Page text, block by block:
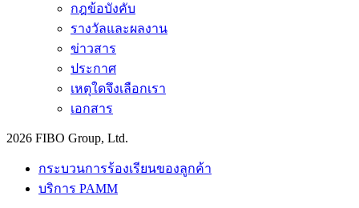
กฎข้อบังคับ
รางวัลและผลงาน
ข่าวสาร
ประกาศ
เหตุใดจึงเลือกเรา
เอกสาร
2026 FIBO Group, Ltd.
กระบวนการร้องเรียนของลูกค้า
บริการ PAMM